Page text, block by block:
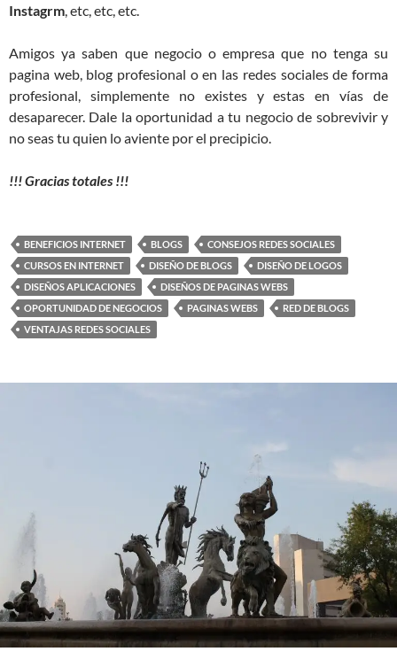
Instagrm, etc, etc, etc.
Amigos ya saben que negocio o empresa que no tenga su
pagina web, blog profesional o en las redes sociales de forma
profesional, simplemente no existes y estas en vías de
desaparecer. Dale la oportunidad a tu negocio de sobrevivir y
no seas tu quien lo aviente por el precipicio.
!!! Gracias totales !!!
BENEFICIOS INTERNET BLOGS
CONSEJOS REDES SOCIALES
CURSOS EN INTERNET
DISEÑO DE BLOGS
DISEÑO DE LOGOS
DISEÑOS APLICACIONES
DISEÑOS DE PAGINAS WEBS
OPORTUNIDAD DE NEGOCIOS
PAGINAS WEBS
RED DE BLOGS
VENTAJAS REDES SOCIALES